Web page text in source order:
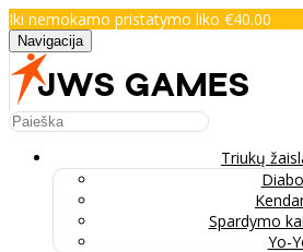
Iki nemokamo pristatymo liko €40.00
Navigacija
Triukų
Spardymo
Yo-